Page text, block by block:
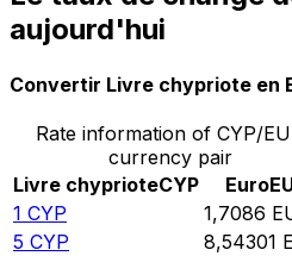
aujourd'hui
Convertir Livre chypriote en
Rate information of CYP/
currency pair
Livre chyprioteCYP Euro
1 CYP 1,7086
5 CYP 8,54301